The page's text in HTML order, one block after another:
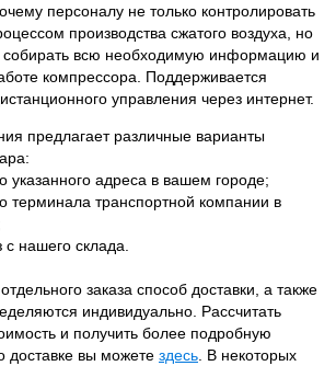
персоналу не только контролировать
производства сжатого воздуха, но
собирать всю необходимую информацию и
компрессора. Поддерживается
управления через интернет.
предлагает различные варианты
адреса в вашем городе;
транспортной компании в
склада.
заказа способ доставки, а также
индивидуально. Рассчитать
и получить более подробную
вы можете здесь . В некоторых